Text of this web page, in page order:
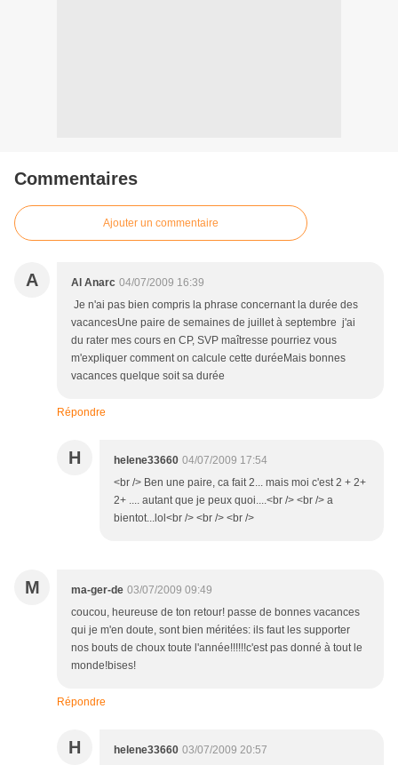
Commentaires
Ajouter un commentaire
A Al Anarc 04/07/2009 16:39
Je n'ai pas bien compris la phrase concernant la durée des
vacancesUne paire de semaines de juillet à septembre j'ai
du rater mes cours en CP, SVP maîtresse pourriez vous
m'expliquer comment on calcule cette duréeMais bonnes
vacances quelque soit sa durée
Répondre
H helene33660 04/07/2009 17:54
<br /> Ben une paire, ca fait 2... mais moi c'est 2 + 2+
2+ .... autant que je peux quoi....<br /> <br /> a
bientot...lol<br /> <br /> <br />
M ma-ger-de 03/07/2009 09:49
coucou, heureuse de ton retour! passe de bonnes vacances
qui je m'en doute, sont bien méritées: ils faut les supporter
nos bouts de choux toute l'année!!!!!!c'est pas donné à tout le
monde!bises!
Répondre
H helene33660 03/07/2009 20:57